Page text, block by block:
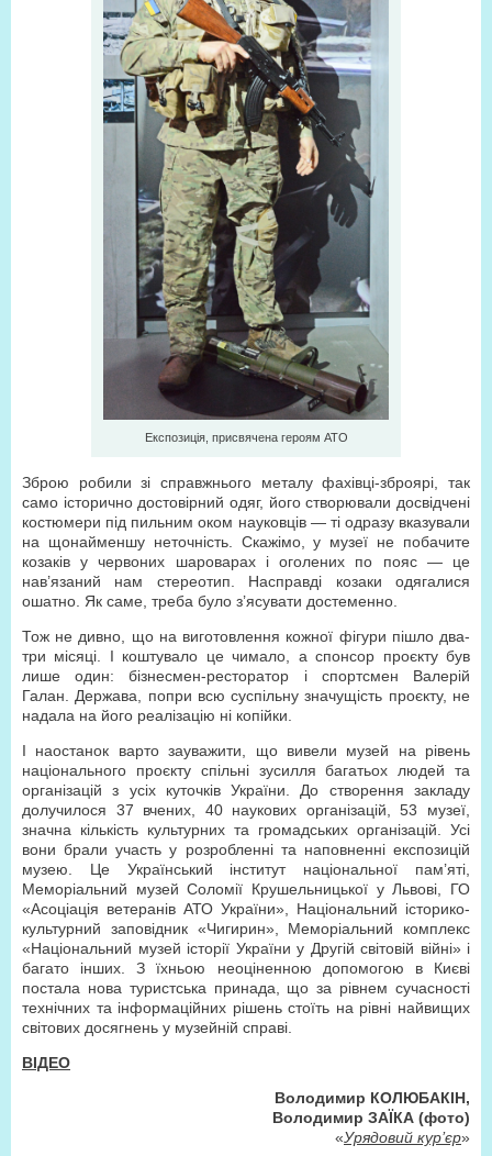
Експозиція, присвячена героям АТО
Зброю робили зі справжнього металу фахівці-зброярі, так
само історично достовірний одяг, його створювали досвідчені
костюмери під пильним оком науковців — ті одразу вказували
на щонайменшу неточність. Скажімо, у музеї не побачите
козаків у червоних шароварах і оголених по пояс — це
нав’язаний нам стереотип. Насправді козаки одягалися
ошатно. Як саме, треба було з’ясувати достеменно.
Тож не дивно, що на виготовлення кожної фігури пішло два-
три місяці. І коштувало це чимало, а спонсор проєкту був
лише один: бізнесмен-ресторатор і спортсмен Валерій
Галан. Держава, попри всю суспільну значущість проєкту, не
надала на його реалізацію ні копійки.
І наостанок варто зауважити, що вивели музей на рівень
національного проєкту спільні зусилля багатьох людей та
організацій з усіх куточків України. До створення закладу
долучилося 37 вчених, 40 наукових організацій, 53 музеї,
значна кількість культурних та громадських організацій. Усі
вони брали участь у розробленні та наповненні експозицій
музею. Це Український інститут національної пам’яті,
Меморіальний музей Соломії Крушельницької у Львові, ГО
«Асоціація ветеранів АТО України», Національний історико-
культурний заповідник «Чигирин», Меморіальний комплекс
«Національний музей історії України у Другій світовій війні» і
багато інших. З їхньою неоціненною допомогою в Києві
постала нова туристська принада, що за рівнем сучасності
технічних та інформаційних рішень стоїть на рівні найвищих
світових досягнень у музейній справі.
ВІДЕО
Володимир КОЛЮБAКІН,
Володимир ЗАЇКА (фото)
«Урядовий кур’єр»